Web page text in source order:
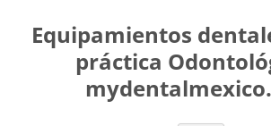
content
Equipamientos
práctica